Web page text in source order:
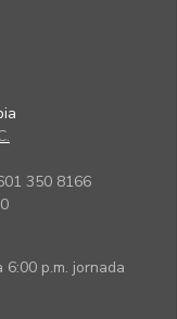
350 8166
6:00 p.m. jornada